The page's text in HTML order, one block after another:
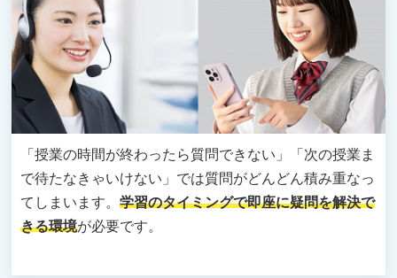
「授業の時間が終わったら質問できない」「次の授業ま
で待たなきゃいけない」では質問がどんどん積み重なっ
てしまいます。学習のタイミングで即座に疑問を解決で
きる環境が必要です。